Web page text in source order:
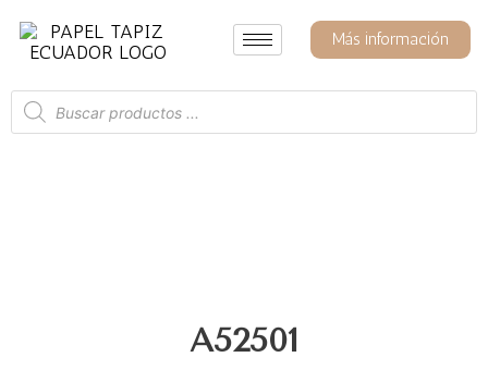
contenido
Más información
Búsqueda
de
productos
A52501